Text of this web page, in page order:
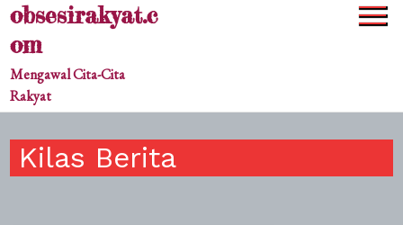
Skipobsesirakyat.c
om
Mengawal Cita-Cita
Rakyat
Kilas Berita